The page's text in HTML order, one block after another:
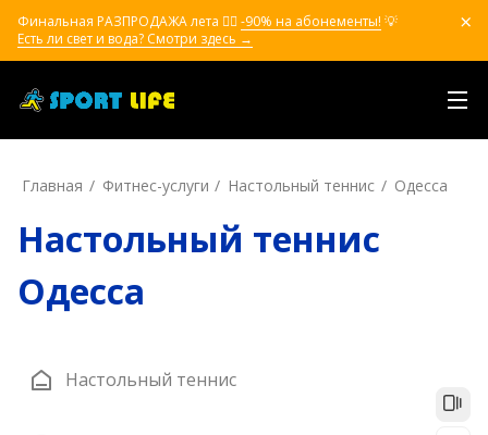
Финальная РАЗПРОДАЖА лета ❤️‍🔥 -90% на абонементы! 💡
Есть ли свет и вода? Смотри здесь →
Главная Фитнес-услуги Настольный теннис Одесса
Настольный теннис
Одесса
Настольный теннис